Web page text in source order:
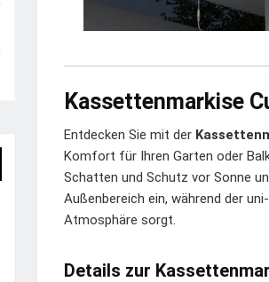
Kassettenmarkise
Entdecken Sie mit der
Komfort für Ihren Garten oder
Schatten und Schutz vor Sonne
Außenbereich ein, während der
Atmosphäre sorgt.
Details zur